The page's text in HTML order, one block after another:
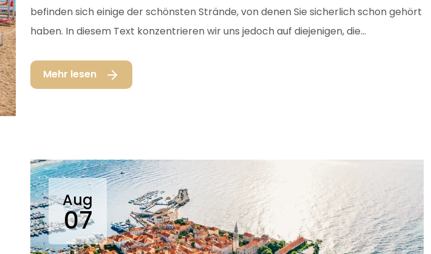
befinden sich einige der schönsten Strände, von denen Sie sicherlich schon gehört
haben. In diesem Text konzentrieren wir uns jedoch auf diejenigen, die...
Mehr lesen
Aug
07